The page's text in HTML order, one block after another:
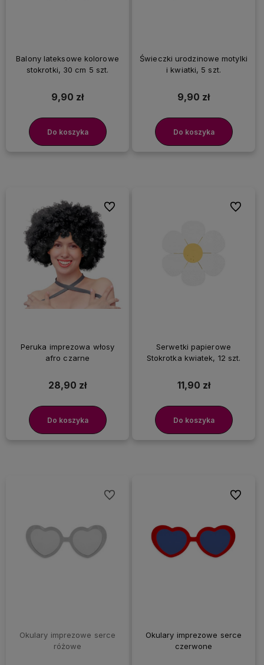
Balony lateksowe kolorowe
stokrotki, 30 cm 5 szt.
9,90 zł
Do koszyka
Świeczki urodzinowe motylki
i kwiatki, 5 szt.
9,90 zł
Do koszyka
Peruka imprezowa włosy
afro czarne
28,90 zł
Do koszyka
Do ulubionych
Serwetki papierowe
Stokrotka kwiatek, 12 szt.
11,90 zł
Do koszyka
Do
Okulary imprezowe serce
różowe
Do ulubionych
Okulary imprezowe serce
czerwone
Do